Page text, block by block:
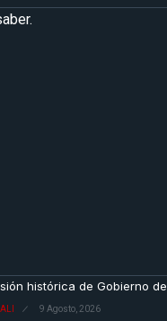
histórica de Gobierno de
9 Agosto, 2026